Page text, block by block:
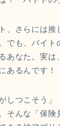
、さらには
でも、バイ
あなた。実
あるんです！
しつこそう
そんな「保